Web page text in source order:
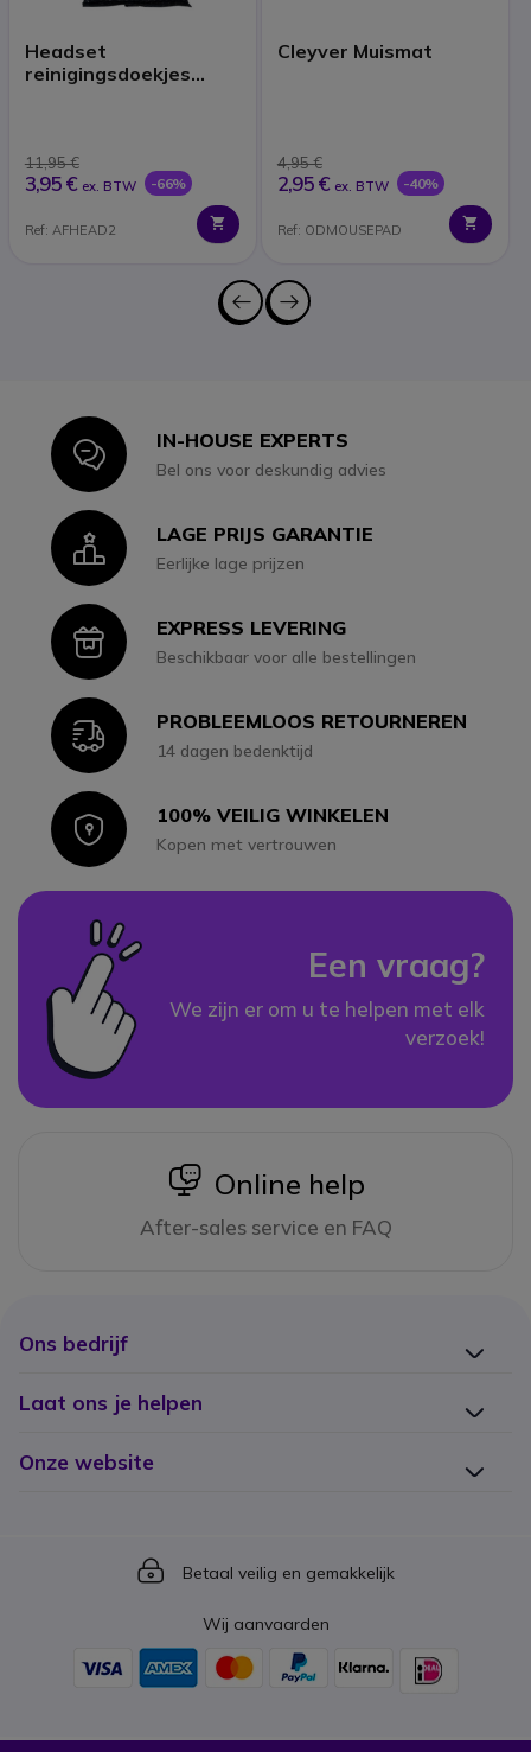
Headset
reinigingsdoekjes
11,95 €
3,95 € ex. BTW -66%
Ref: AFHEAD2
Cleyver Muismat
4,95 €
2,95 € ex. BTW -40%
Ref: ODMOUSEPAD
IconIN-HOUSE EXPERTS
Bel ons voor deskundig advies
IconLAGE PRIJS GARANTIE
Eerlijke lage prijzen
IconEXPRESS LEVERING
Beschikbaar voor alle bestellingen
IconPROBLEEMLOOS RETOURNEREN
14 dagen bedenktijd
Icon100% VEILIG WINKELEN
Kopen met vertrouwen
Een vraag?
We zijn er om u te helpen met elk
verzoek!
icon
Online help
After-sales service en FAQ
Ons bedrijf
Laat ons je helpen
Onze website
Icon
Betaal veilig en gemakkelijk
Wij aanvaarden